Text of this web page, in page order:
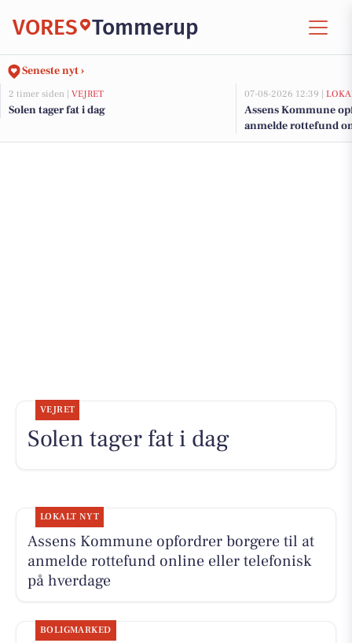
VORES Tommerup
Seneste nyt ›
2 timer siden | VEJRET
Solen tager fat i dag
07-08-2026 12:39 |
Assens Kommune
anmelde rottefund
hverdage
VEJRET
Solen tager fat i dag
LOKALT NYT
Assens Kommune opfordrer borgere til at
anmelde rottefund online eller telefonisk
på hverdage
BOLIGMARKED